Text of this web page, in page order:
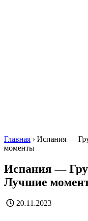
Главная › Испания —
моменты
Испания —
Лучшие
20.11.2023